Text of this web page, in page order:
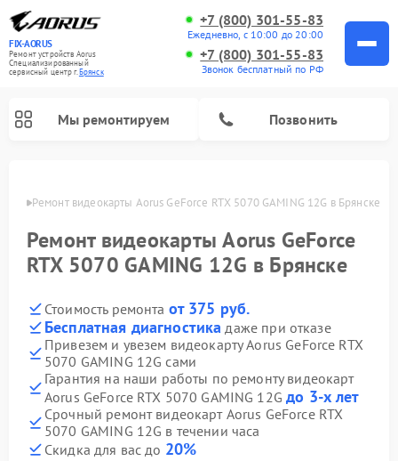
FIX-AORUS
Ремонт устройств Aorus
Специализированный
cервисный центр г.Брянск
+7 (800) 301-55-83
Ежедневно, с 10:00 до 20:00
+7 (800) 301-55-83
Звонок бесплатный по РФ
Мы ремонтируем Позвонить
Ремонт видеокарты Aorus GeForce RTX 5070 GAMING 12G в Брянске
Ремонт видеокарты Aorus GeForce
RTX 5070 GAMING 12G в Брянске
Стоимость ремонта от 375 руб.
Бесплатная диагностика даже при отказе
Привезем и увезем видеокарту Aorus GeForce RTX
5070 GAMING 12G сами
Гарантия на наши работы по ремонту видеокарт
Aorus GeForce RTX 5070 GAMING 12Gдо 3-х лет
Срочный ремонт видеокарт Aorus GeForce RTX
5070 GAMING 12G в течении часа
Скидка для вас до 20%